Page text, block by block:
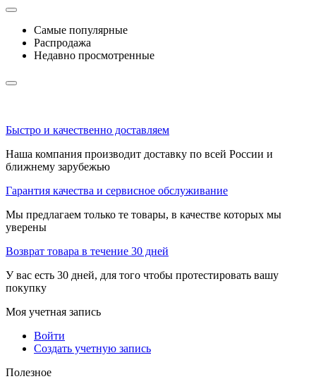
Самые популярные
Распродажа
Недавно просмотренные
Быстро и качественно доставляем
Наша компания производит доставку по всей России и
ближнему зарубежью
Гарантия качества и сервисное обслуживание
Мы предлагаем только те товары, в качестве которых мы
уверены
Возврат товара в течение 30 дней
У вас есть 30 дней, для того чтобы протестировать вашу
покупку
Моя учетная запись
Войти
Создать учетную запись
Полезное